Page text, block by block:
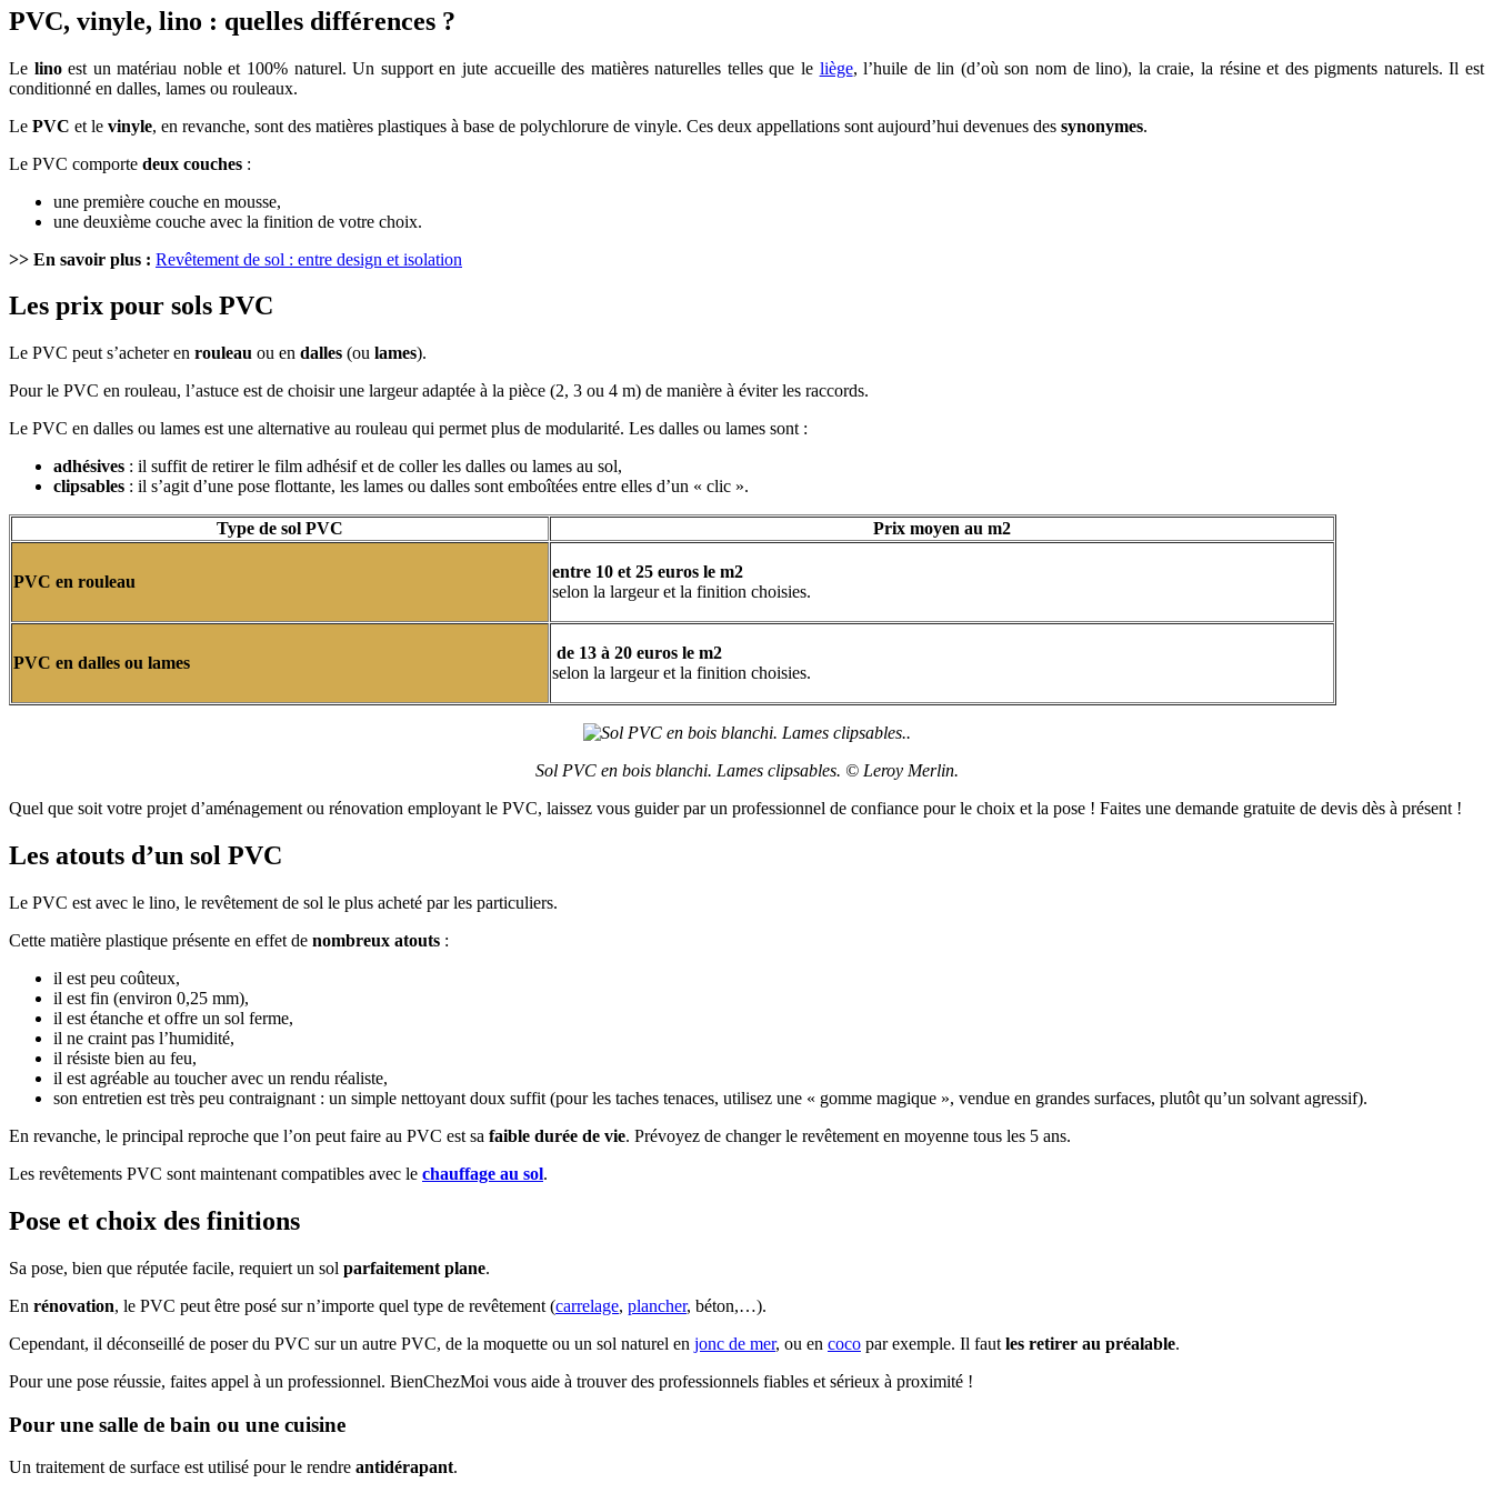
PVC, vinyle, lino : quelles différences ?
Le linoest un matériau noble et 100% naturel. Un support en jute accueille des matières naturelles telles que le liège, l’huile de lin (d’où son nom de lino), la craie, la résine et des pigments naturels. Il est
conditionné en dalles, lames ou rouleaux.
Le PVC et le vinyle, en revanche, sont des matières plastiques à base de polychlorure de vinyle. Ces deux appellations sont aujourd’hui devenues des synonymes.
Le PVC comporte deux couches :
une première couche en mousse,
une deuxième couche avec la finition de votre choix.
>> En savoir plus : Revêtement de sol : entre design et isolation
Les prix pour sols PVC
Le PVC peut s’acheter en rouleau ou en dalles (ou lames).
Pour le PVC en rouleau, l’astuce est de choisir une largeur adaptée à la pièce (2, 3 ou 4 m) de manière à éviter les raccords.
Le PVC en dalles ou lames est une alternative au rouleau qui permet plus de modularité. Les dalles ou lames sont :
adhésives : il suffit de retirer le film adhésif et de coller les dalles ou lames au sol,
clipsables : il s’agit d’une pose flottante, les lames ou dalles sont emboîtées entre elles d’un « clic ».
Type de sol PVC Prix moyen au m2
PVC en rouleau
entre 10 et 25 euros le m2
selon la largeur et la finition choisies.
PVC en dalles ou lames
de 13 à 20 euros le m2
selon la largeur et la finition choisies.
.
Sol PVC en bois blanchi. Lames clipsables. © Leroy Merlin.
Quel que soit votre projet d’aménagement ou rénovation employant le PVC, laissez vous guider par un professionnel de confiance pour le choix et la pose ! Faites une demande gratuite de devis dès à présent !
Les atouts d’un sol PVC
Le PVC est avec le lino, le revêtement de sol le plus acheté par les particuliers.
Cette matière plastique présente en effet de nombreux atouts :
il est peu coûteux,
il est fin (environ 0,25 mm),
il est étanche et offre un sol ferme,
il ne craint pas l’humidité,
il résiste bien au feu,
il est agréable au toucher avec un rendu réaliste,
son entretien est très peu contraignant : un simple nettoyant doux suffit (pour les taches tenaces, utilisez une « gomme magique », vendue en grandes surfaces, plutôt qu’un solvant agressif).
En revanche, le principal reproche que l’on peut faire au PVC est sa faible durée de vie. Prévoyez de changer le revêtement en moyenne tous les 5 ans.
Les revêtements PVC sont maintenant compatibles avec le chauffage au sol.
Pose et choix des finitions
Sa pose, bien que réputée facile, requiert un sol parfaitement plane.
En rénovation, le PVC peut être posé sur n’importe quel type de revêtement (carrelage, plancher, béton,…).
Cependant, il déconseillé de poser du PVC sur un autre PVC, de la moquette ou un sol naturel en jonc de mer, ou en coco par exemple. Il faut les retirer au préalable.
Pour une pose réussie, faites appel à un professionnel. BienChezMoi vous aide à trouver des professionnels fiables et sérieux à proximité !
Pour une salle de bain ou une cuisine
Un traitement de surface est utilisé pour le rendre antidérapant.